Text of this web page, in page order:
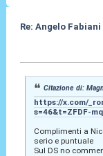
Re: Angelo
Citazione di:
https://x.com/
s=46&t=ZFDF-
Complimenti a
serio e puntuale
Sul DS no